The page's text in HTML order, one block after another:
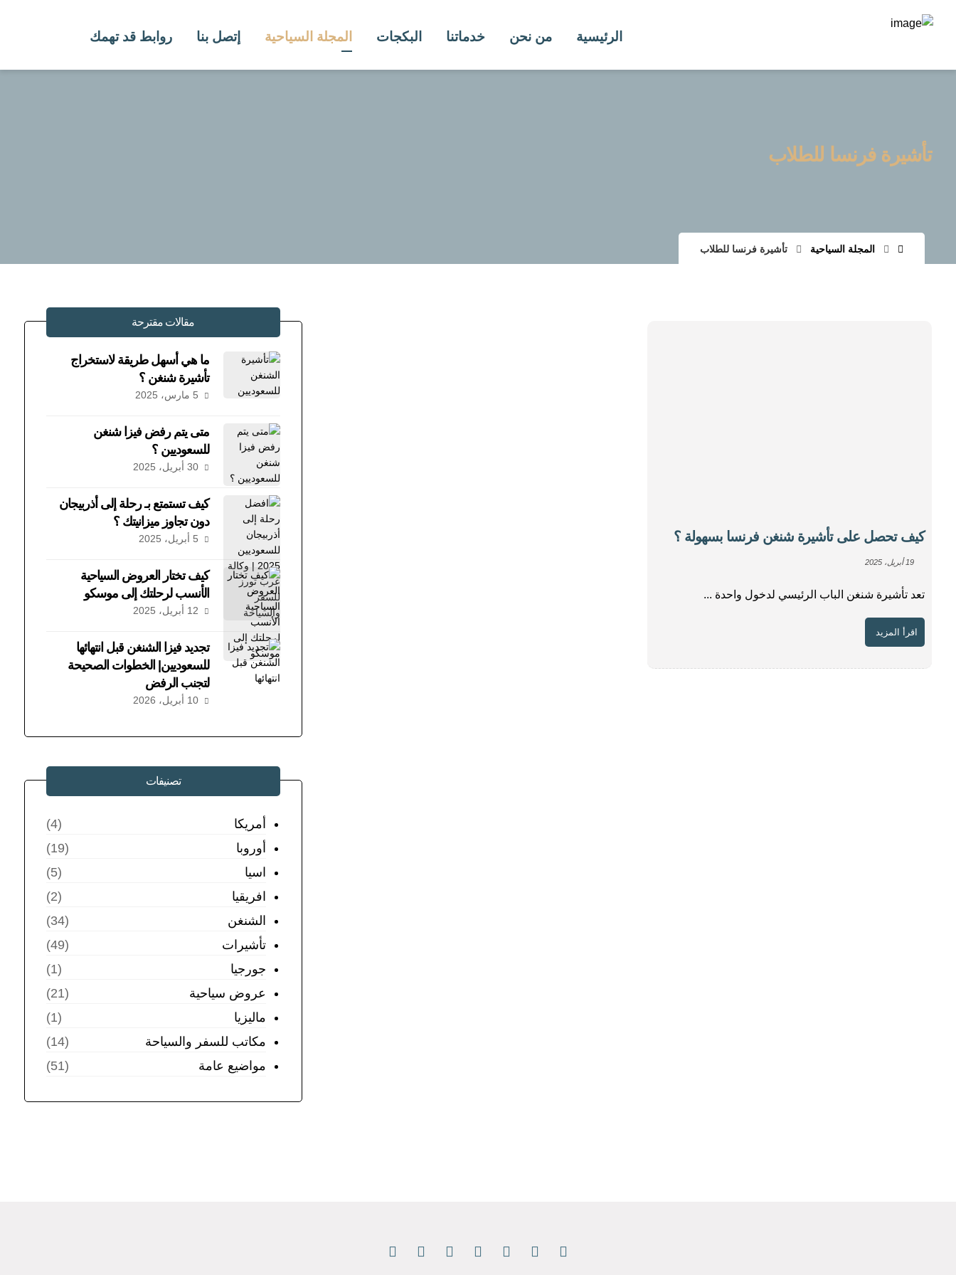
الرئيسية من نحن خدماتنا البكجات المجلة السياحية إتصل بنا روابط قد تهمك
تأشيرة فرنسا للطلاب
المجلة السياحية تأشيرة فرنسا للطلاب
كيف تحصل على تأشيرة شنغن فرنسا بسهولة ؟
19 أبريل، 2025
تعد تأشيرة شنغن الباب الرئيسي لدخول واحدة ...
اقرأ المزيد
مقالات مقترحة
ما هي أسهل طريقة لاستخراج
تأشيرة شنغن ؟
5 مارس، 2025
متى يتم رفض فيزا شنغن
للسعوديين ؟
30 أبريل، 2025
كيف تستمتع بـ رحلة إلى أذربيجان
دون تجاوز ميزانيتك ؟
5 أبريل، 2025
كيف تختار العروض السياحية
الأنسب لرحلتك إلى موسكو
12 أبريل، 2025
تجديد فيزا الشنغن قبل انتهائها
للسعوديين| الخطوات الصحيحة
لتجنب الرفض
10 أبريل، 2026
تصنيفات
أمريكا
(4)
أوروبا
(19)
اسيا
(5)
افريقيا
(2)
الشنغن
(34)
تأشيرات
(49)
جورجيا
(1)
عروض سياحية
(21)
ماليزيا
(1)
مكاتب للسفر والسياحة
(14)
مواضيع عامة
(51)